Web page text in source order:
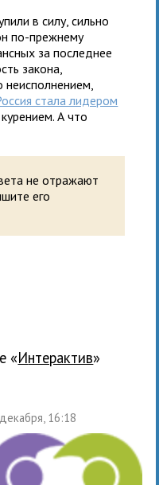
в силу, сильно
по-прежнему
за последнее
закона,
неисполнением,
стала лидером
А что
не отражают
его
« Интерактив»
16:18